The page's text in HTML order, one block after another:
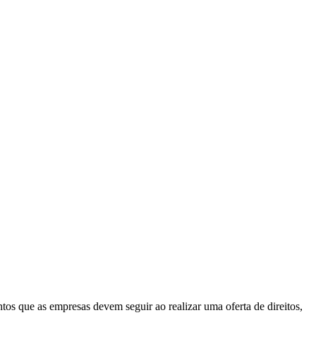
que as empresas devem seguir ao realizar uma oferta de direitos,